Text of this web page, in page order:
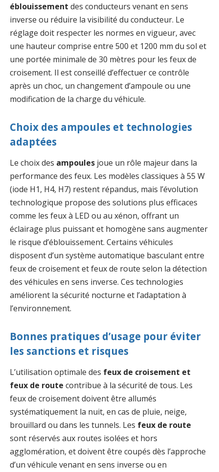
éblouissement des conducteurs venant en sens
inverse ou réduire la visibilité du conducteur. Le
réglage doit respecter les normes en vigueur, avec
une hauteur comprise entre 500 et 1200 mm du sol et
une portée minimale de 30 mètres pour les feux de
croisement. Il est conseillé d’effectuer ce contrôle
après un choc, un changement d’ampoule ou une
modification de la charge du véhicule.
Choix des ampoules et technologies
adaptées
Le choix des ampoules joue un rôle majeur dans la
performance des feux. Les modèles classiques à 55 W
(iode H1, H4, H7) restent répandus, mais l’évolution
technologique propose des solutions plus efficaces
comme les feux à LED ou au xénon, offrant un
éclairage plus puissant et homogène sans augmenter
le risque d’éblouissement. Certains véhicules
disposent d’un système automatique basculant entre
feux de croisement et feux de route selon la détection
des véhicules en sens inverse. Ces technologies
améliorent la sécurité nocturne et l’adaptation à
l’environnement.
Bonnes pratiques d’usage pour éviter
les sanctions et risques
L’utilisation optimale des feux de croisement et
feux de route contribue à la sécurité de tous. Les
feux de croisement doivent être allumés
systématiquement la nuit, en cas de pluie, neige,
brouillard ou dans les tunnels. Les feux de route
sont réservés aux routes isolées et hors
agglomération, et doivent être coupés dès l’approche
d’un véhicule venant en sens inverse ou en